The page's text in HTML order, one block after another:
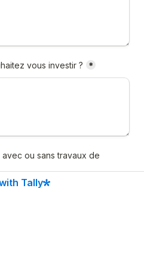
vous investir ? *
ou sans travaux de
Tally